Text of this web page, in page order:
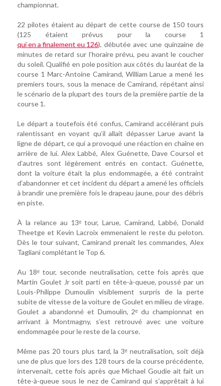
championnat.
22 pilotes étaient au départ de cette course de 150 tours
(125 étaient prévus pour la course 1
qui en a finalement eu 126), débutée avec une quinzaine de
minutes de retard sur l’horaire prévu, peu avant le coucher
du soleil. Qualifié en pole position aux côtés du lauréat de la
course 1 Marc-Antoine Camirand, William Larue a mené les
premiers tours, sous la menace de Camirand, répétant ainsi
le scénario de la plupart des tours de la première partie de la
course 1.
Le départ a toutefois été confus, Camirand accélérant puis
ralentissant en voyant qu’il allait dépasser Larue avant la
ligne de départ, ce qui a provoqué une réaction en chaîne en
arrière de lui. Alex Labbé, Alex Guénette, Dave Coursol et
d’autres sont légèrement entrés en contact. Guénette,
dont la voiture était la plus endommagée, a été contraint
d’abandonner et cet incident du départ a amené les officiels
à brandir une première fois le drapeau jaune, pour des débris
en piste.
À la relance au 13ᵉ tour, Larue, Camirand, Labbé, Donald
Theetge et Kevin Lacroix emmenaient le reste du peloton.
Dès le tour suivant, Camirand prenait les commandes, Alex
Tagliani complétant le Top 6.
Au 18ᵉ tour, seconde neutralisation, cette fois après que
Martin Goulet Jr soit parti en tête-à-queue, poussé par un
Louis-Philippe Dumoulin visiblement surpris de la perte
subite de vitesse de la voiture de Goulet en milieu de virage.
Goulet a abandonné et Dumoulin, 2ᵉ du championnat en
arrivant à Montmagny, s’est retrouvé avec une voiture
endommagée pour le reste de la course.
Même pas 20 tours plus tard, la 3ᵉ neutralisation, soit déjà
une de plus que lors des 128 tours de la course précédente,
intervenait, cette fois après que Michael Goudie ait fait un
tête-à-queue sous le nez de Camirand qui s’apprêtait à lui